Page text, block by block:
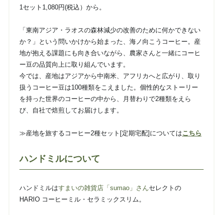
1セット1,080円(税込）から。
「東南アジア・ラオスの森林減少の改善のために何かできない
か？」という問いかけから始まった、海ノ向こうコーヒー。産
地が抱える課題にも向き合いながら、農家さんと一緒にコーヒ
ー豆の品質向上に取り組んでいます。
今では、産地はアジアから中南米、アフリカへと広がり、取り
扱うコーヒー豆は100種類をこえました。個性的なストーリー
を持った世界のコーヒーの中から、月替わりで2種類をえら
び、自社で焙煎してお届けします。
≫産地を旅するコーヒー2種セット[定期宅配]についてはこちら
ハンドミルについて
ハンドミルはすまいの雑貨店「sumao」さんセレクトの
HARIO コーヒーミル・セラミックスリム。